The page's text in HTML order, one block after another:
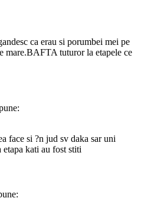
ca erau si porumbei mei pe
mare.BAFTA tuturor la etapele ce
face si ?n jud sv daka sar uni
kati au fost stiti